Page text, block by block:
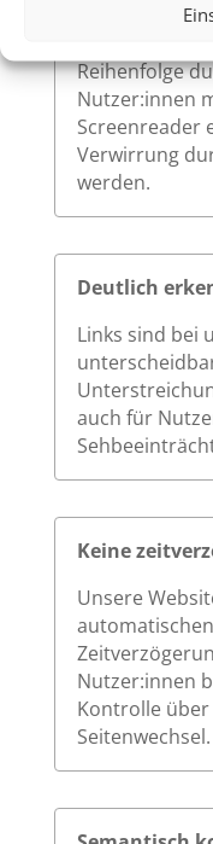
Reihenfolge
Nutzer:innen
Screenreader
Verwirrung
werden.
Deutlich
Links sind bei
auch für
Keine
Unsere
Nutzer:innen
Kontrolle
Seitenwechsel.